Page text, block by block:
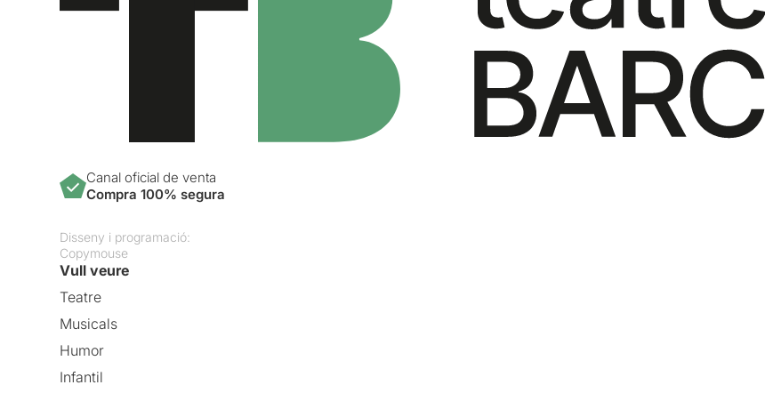
Canal oficial de venta
Compra 100% segura
Disseny i programació:
Copymouse
Vull veure
Teatre
Musicals
Humor
Infantil